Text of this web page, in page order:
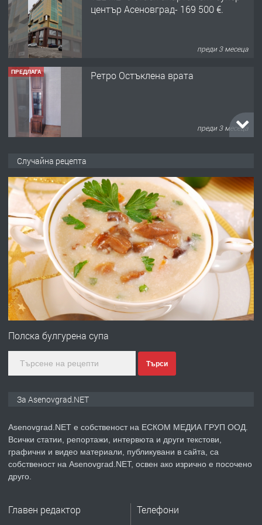
ПРЕДЛАГА
ПРЕДЛАГА
ПРЕДЛАГА
Професионална броячна машина -
със сертификат от ЕЦБ
преди 1 година
ПРЕДЛАГА
Професионална зеленчукорезачка
за заведения и дома
преди 1 година
ПРЕДЛАГА Дава под наем Асеновград
Немски език
преди 2 години
Случайна рецепта
Полска булгурена супа
Търси
За Asenovgrad.NET
Asenovgrad.NET е собственост на ЕСКОМ МЕДИА ГРУП ООД.
Всички статии, репортажи, интервюта и други текстови,
графични и видео материали, публикувани в сайта, са
собственост на Asenovgrad.NET, освен ако изрично е посочено
друго.
Главен редактор Телефони